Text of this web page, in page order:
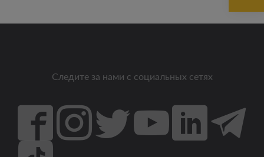
Следите за нами с социальных сетях